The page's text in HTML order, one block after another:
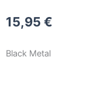
15,95 €
Black Metal